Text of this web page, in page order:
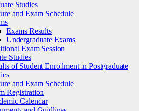
Studies
and Exam Schedule
Exams Results
Undergraduate Exams
Exam Session
Studies
of Student Enrollment in Postgraduate
and Exam Schedule
Registration
Calendar